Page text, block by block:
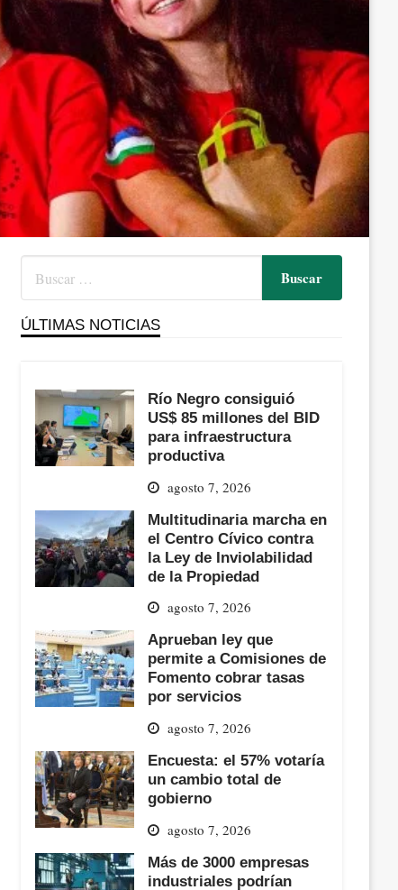
ÚLTIMAS NOTICIAS
Río Negro consiguió
US$ 85 millones del BID
para infraestructura
productiva
agosto 7, 2026
Multitudinaria marcha en
el Centro Cívico contra
la Ley de Inviolabilidad
de la Propiedad
agosto 7, 2026
Aprueban ley que
permite a Comisiones de
Fomento cobrar tasas
por servicios
agosto 7, 2026
Encuesta: el 57% votaría
un cambio total de
gobierno
agosto 7, 2026
Más de 3000 empresas
industriales podrían